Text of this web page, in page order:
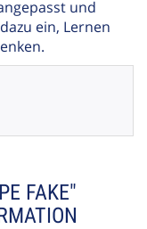
und
ein, Lernen
FAKE"